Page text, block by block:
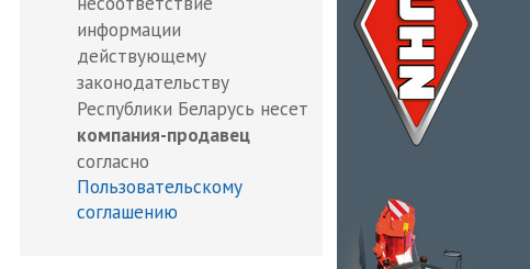
информации
действующему
законодательству
Республики Беларусь несет
компания-продавец
согласно
Пользовательскому
соглашению